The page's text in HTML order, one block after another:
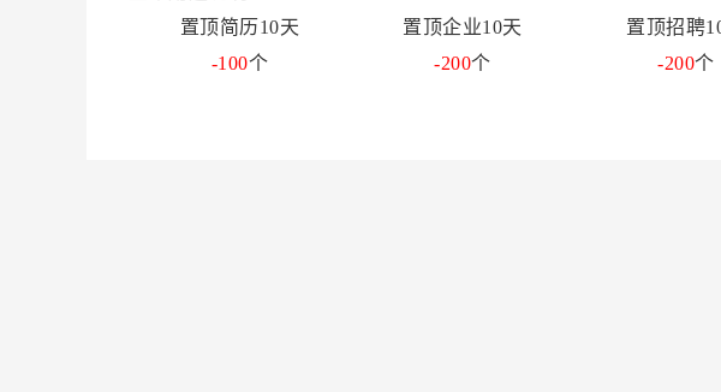
置顶简历10天
置顶企业10天 置顶招聘
-100个 -200个 -200个